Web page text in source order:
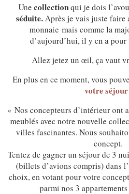
Une collectionqui je dois
séduite.Après je vais juste faire
monnaie mais comme la
d’aujourd’hui, il y en a pour
Allez jetez un œil, ça vaut
En plus en ce moment, vous
votre séjour
« Nos concepteurs d’intérieur ont
meublés avec notre nouvelle
villes fascinantes. Nous
concept.
Tentez de gagner un séjour de 3
(billets d’avions compris) dans
choix, en votant pour votre
parmi nos 3